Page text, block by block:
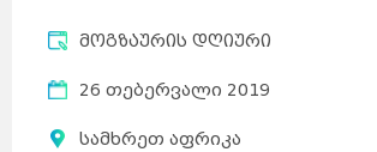
მოგზაურის დღიური
26 თებერვალი 2019
სამხრეთ აფრიკა